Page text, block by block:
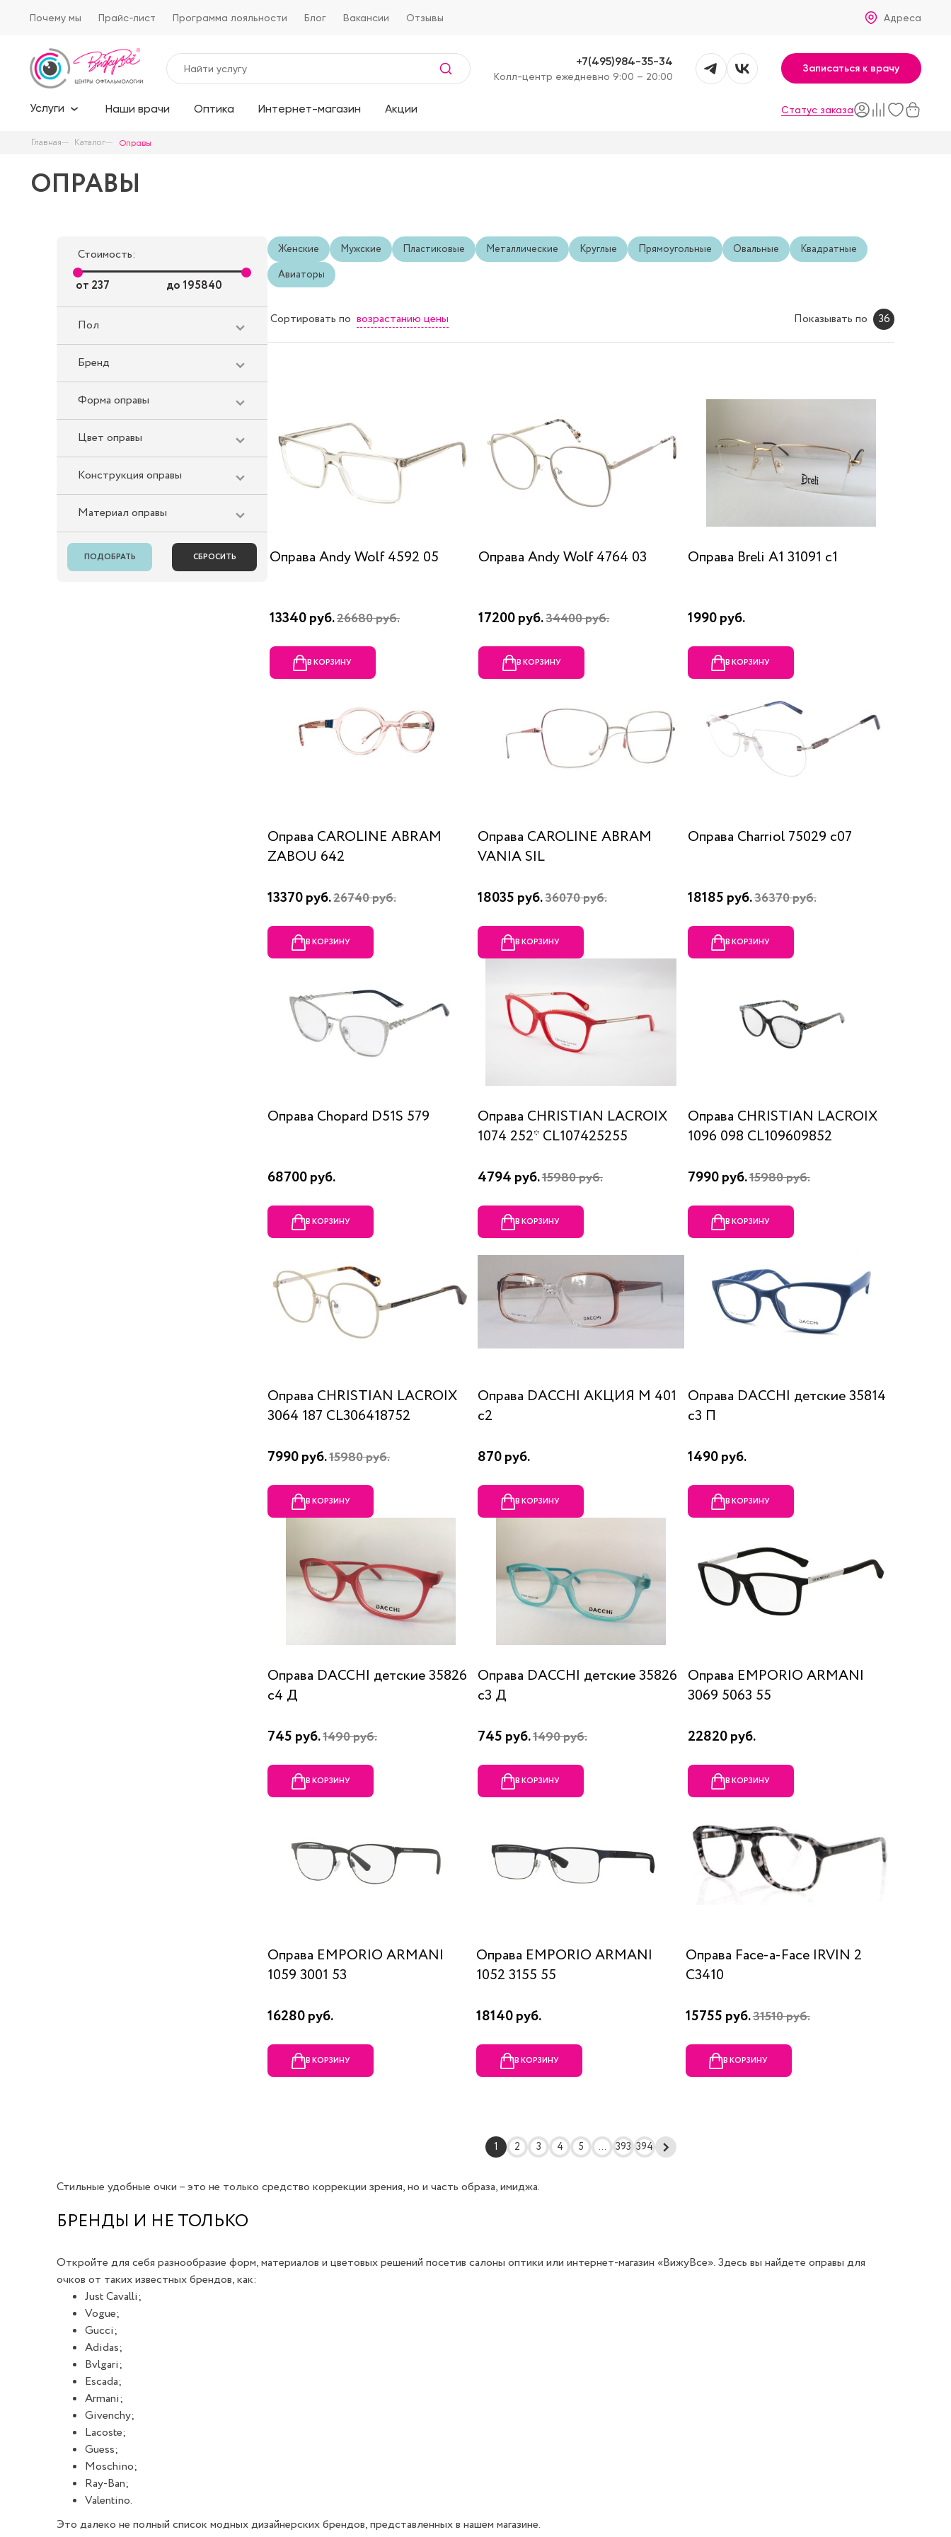
Почему мы Прайс-лист Программа лояльности Блог Вакансии Отзывы Адреса
+7(495)984-35-34
Kолл-центр ежедневно 9:00 – 20:00
Записаться к врачу
Услуги Наши врачи Оптика Интернет-магазин Акции Статус заказа
Главная Каталог Оправы
ОПРАВЫ
Стоимость:
от 237 до195840
Пол
Бренд
Форма оправы
Цвет оправы
Конструкция оправы
Материал оправы
Женские Мужские Пластиковые Металлические Круглые Прямоугольные Овальные
Квадратные
Авиаторы
Сортировать по возрастанию цены Показывать по 36
Оправа Andy Wolf 4592 05
13340 руб.26680 руб.
В КОРЗИНУ
Оправа Andy Wolf 4764 03
17200 руб.34400 руб.
В КОРЗИНУ
Оправа Breli A1 31091 c1
1990 руб.
В КОРЗИНУ
Оправа CAROLINE ABRAM
ZABOU 642
13370 руб.26740 руб.
В КОРЗИНУ
Оправа CAROLINE ABRAM
VANIA SIL
18035 руб.36070 руб.
В КОРЗИНУ
Оправа Charriol 75029 c07
18185 руб.36370 руб.
В КОРЗИНУ
Оправа Chopard D51S 579
68700 руб.
В КОРЗИНУ
Оправа CHRISTIAN LACROIX
1074 252* CL107425255
4794 руб.15980 руб.
В КОРЗИНУ
Оправа CHRISTIAN LACROIX
1096 098 CL109609852
7990 руб.15980 руб.
В КОРЗИНУ
Оправа CHRISTIAN LACROIX
3064 187 CL306418752
7990 руб.15980 руб.
В КОРЗИНУ
Оправа DACCHI АКЦИЯ М 401
c2
870 руб.
В КОРЗИНУ
Оправа DACCHI детские 35814
c3 П
1490 руб.
В КОРЗИНУ
Оправа DACCHI детские 35826
c4 Д
745 руб.1490 руб.
В КОРЗИНУ
Оправа DACCHI детские 35826
c3 Д
745 руб.1490 руб.
В КОРЗИНУ
Оправа EMPORIO ARMANI
3069 5063 55
22820 руб.
В КОРЗИНУ
Оправа EMPORIO ARMANI
1059 3001 53
16280 руб.
В КОРЗИНУ
Оправа EMPORIO ARMANI
1052 3155 55
18140 руб.
В КОРЗИНУ
Оправа Face-a-Face IRVIN 2
C3410
15755 руб.31510 руб.
В КОРЗИНУ
1 2 3 4 5 ... 393 394
Стильные удобные очки – это не только средство коррекции зрения, но и часть образа, имиджа.
БРЕНДЫ И НЕ ТОЛЬКО
Откройте для себя разнообразие форм, материалов и цветовых решений посетив салоны оптики или интернет-магазин «ВижуВсе». Здесь вы найдете оправы для
очков от таких известных брендов, как:
Just Cavalli;
Vogue;
Gucci;
Adidas;
Bvlgari;
Escada;
Armani;
Givenchy;
Lacoste;
Guess;
Moschino;
Ray-Ban;
Valentino.
Это далеко не полный список модных дизайнерских брендов, представленных в нашем магазине.